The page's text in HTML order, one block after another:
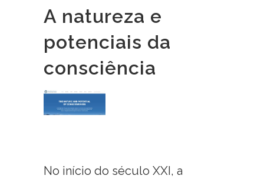
A natureza e
potenciais da
consciência
No início do século XXI, a